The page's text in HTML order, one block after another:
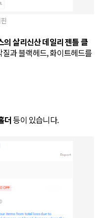
의 살리신산 데일리 젠틀 클
과 블랙헤드, 화이트헤드를
더등이 있습니다.